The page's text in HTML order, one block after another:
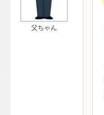
父ちゃん